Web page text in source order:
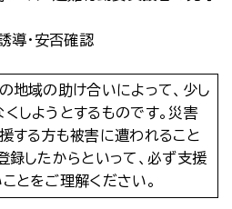
導・安否確認
地域の助け合いによって、少し
しようとするものです。災害
する方も被害に遭われること
録したからといって、必ず支援
とをご理解ください。